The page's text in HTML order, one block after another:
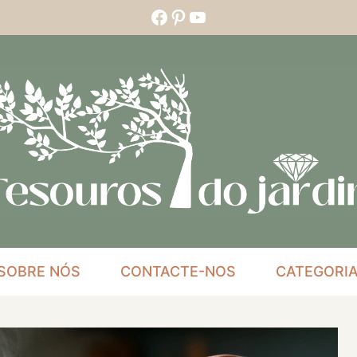
Facebook
Pinterest
YouTube
NÓS CONTACTE-NOS